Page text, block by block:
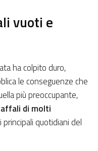
vuoti e
ha colpito duro,
le conseguenze che
più preoccupante,
di molti
quotidiani del